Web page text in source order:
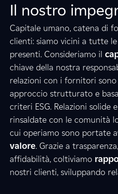
Il nostro
Capitale umano, catena di
clienti: siamo vicini a tutte le
presenti. Consideriamo il
chiave della nostra
relazioni con i fornitori
approccio strutturato e
criteri ESG. Relazioni solide
rinsaldate con le comunità
cui operiamo sono portate
valore. Grazie a
affidabilità, coltiviamo
nostri clienti, sviluppando
7
5
2
8
5
5